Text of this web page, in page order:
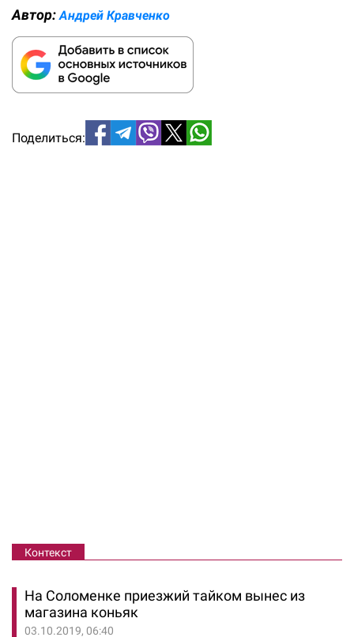
Автор: Андрей Кравченко
Поделиться:
Контекст
На Соломенке приезжий тайком вынес из
магазина коньяк
03.10.2019, 06:40